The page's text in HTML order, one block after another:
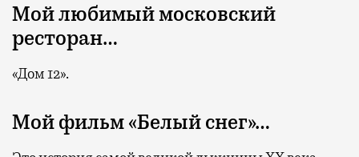
Мой любимый московский
ресторан…
«Дом 12».
Мой фильм «Белый снег»…